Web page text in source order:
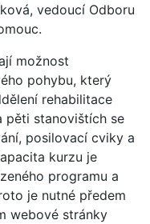
vedoucí Odboru
možnost
pohybu, který
rehabilitace
pěti stanovištích se
posilovací cviky a
kurzu je
programu a
je nutné předem
webové stránky